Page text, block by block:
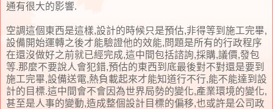
通有很大的影響.
空調這個東西是這樣,設計的時候只是預估,非得等到施工完畢,
設備開始運轉之後才能驗證他的效能,問題是所有的行政程序
在還沒做好之前就已經完成,這中間包括諮詢,採購,議價,發包
等.那麼不要說人會犯錯,預估的東西到底最後對不對還是要到
施工完畢,設備送電,熱負載起來才能知道行不行,能不能達到設
計的目標.這中間會不會因為世界局勢的變化,產業環境的變化,
甚至是人事的變動,造成整個設計目標的偏移,也或許是公司政